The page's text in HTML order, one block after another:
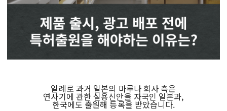
일례로 과거 일본의 마루나 회사 측은
연사기에 관한 실용신안을 자국인 일본과,
한국에도 출원해 등록을 받았습니다.